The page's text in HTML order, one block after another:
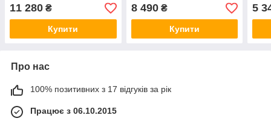
11 280 ₴
Купити
8 490₴
Купити
5
Про нас
100% позитивних з 17 відгуків за рік
Працює з 06.10.2015